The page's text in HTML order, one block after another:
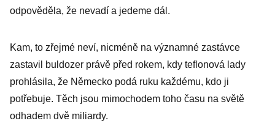
odpověděla, že nevadí a jedeme dál.
Kam, to zřejmé neví, nicméně na významné zastávce
zastavil buldozer právě před rokem, kdy teflonová lady
prohlásila, že Německo podá ruku každému, kdo ji
potřebuje. Těch jsou mimochodem toho času na světě
odhadem dvě miliardy.